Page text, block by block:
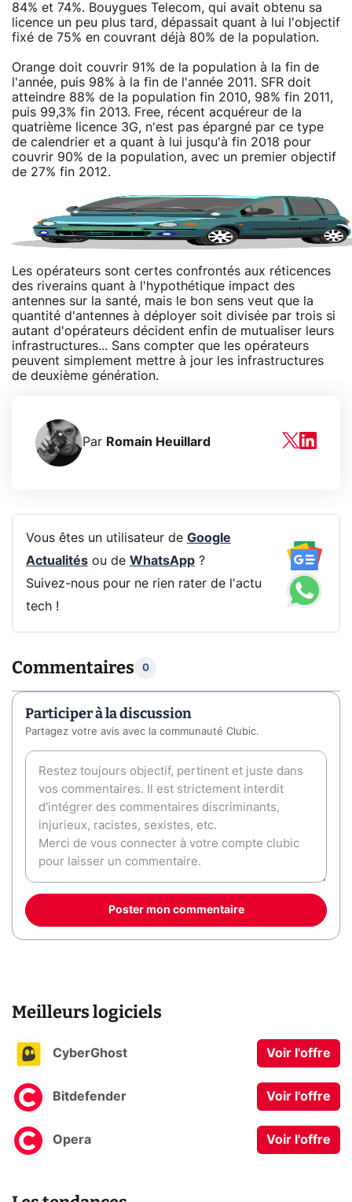
84% et 74%. Bouygues Telecom, qui avait obtenu sa
licence un peu plus tard, dépassait quant à lui l'objectif
fixé de 75% en couvrant déjà 80% de la population.
Orange doit couvrir 91% de la population à la fin de
l'année, puis 98% à la fin de l'année 2011. SFR doit
atteindre 88% de la population fin 2010, 98% fin 2011,
puis 99,3% fin 2013. Free, récent acquéreur de la
quatrième licence 3G, n'est pas épargné par ce type
de calendrier et a quant à lui jusqu'à fin 2018 pour
couvrir 90% de la population, avec un premier objectif
de 27% fin 2012.
Les opérateurs sont certes confrontés aux réticences
des riverains quant à l'hypothétique impact des
antennes sur la santé, mais le bon sens veut que la
quantité d'antennes à déployer soit divisée par trois si
autant d'opérateurs décident enfin de mutualiser leurs
infrastructures... Sans compter que les opérateurs
peuvent simplement mettre à jour les infrastructures
de deuxième génération.
Par Romain Heuillard
Vous êtes un utilisateur de Google
Actualitésou de WhatsApp?
Suivez-nous pour ne rien rater de l'actu
tech !
Commentaires 0
Participer à la discussion
Partagez votre avis avec la communauté Clubic.
Poster mon commentaire
Meilleurs logiciels
CyberGhost Voir l'offre
Bitdefender Voir l'offre
Opera Voir l'offre